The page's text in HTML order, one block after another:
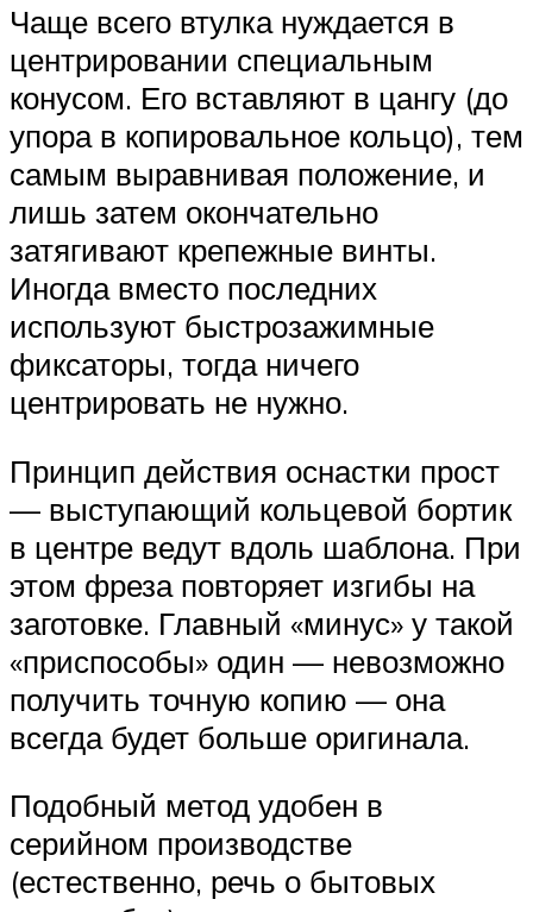
Чаще всего втулка нуждается в
центрировании специальным
конусом. Его вставляют в цангу (до
упора в копировальное кольцо), тем
самым выравнивая положение, и
лишь затем окончательно
затягивают крепежные винты.
Иногда вместо последних
используют быстрозажимные
фиксаторы, тогда ничего
центрировать не нужно.
Принцип действия оснастки прост
— выступающий кольцевой бортик
в центре ведут вдоль шаблона. При
этом фреза повторяет изгибы на
заготовке. Главный «минус» у такой
«приспособы» один — невозможно
получить точную копию — она
всегда будет больше оригинала.
Подобный метод удобен в
серийном производстве
(естественно, речь о бытовых